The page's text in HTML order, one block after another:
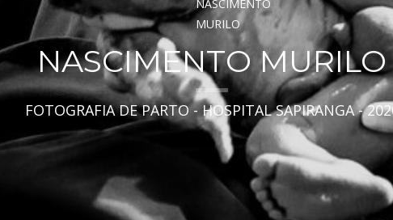
NASCIMENTO MURILO
FOTOGRAFIA DE PARTO - HOSPITAL SAPIRANGA -